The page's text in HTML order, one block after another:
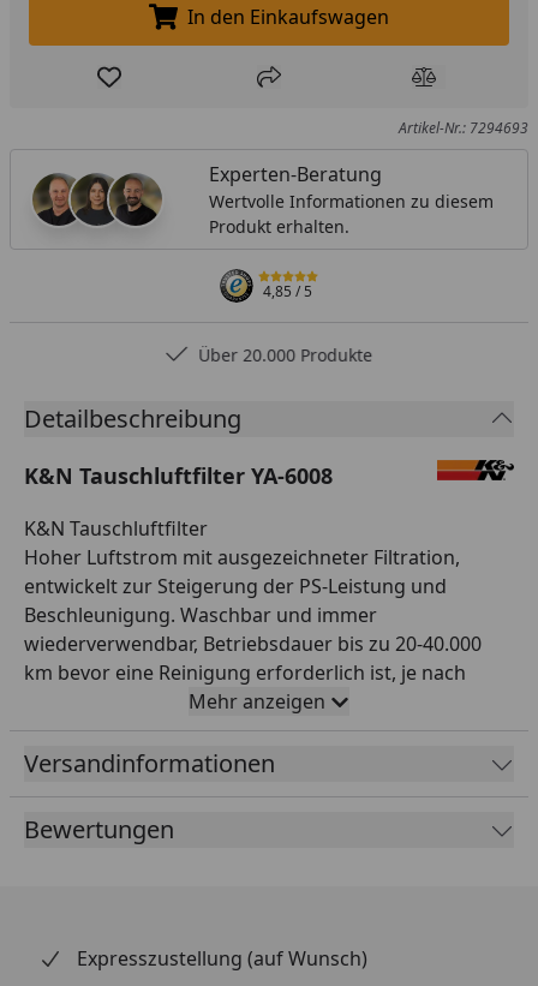
In den Einkaufswagen legen
In den Einkaufswagen
Produkt zur Wunschliste hinzufügen
Teilen Produkt
Artikel-Nr.: 7294693
Experten-Beratung
Wertvolle Informationen zu diesem
Produkt erhalten.
4,85/ 5
Über 20.000 Produkte
Detailbeschreibung
K&N Tauschluftfilter YA-6008
K&N Tauschluftfilter
Hoher Luftstrom mit ausgezeichneter Filtration,
entwickelt zur Steigerung der PS-Leistung und
Beschleunigung. Waschbar und immer
wiederverwendbar, Betriebsdauer bis zu 20-40.000
km bevor eine Reinigung erforderlich ist, je nach
Einsatz im Straßenverkehr, K&N Million Mile Limited
Warranty (1.600.000 km), Emissionsneutral, Sparsam,
ein K&N Luftfilter hält über die gesamte Lebensdauer
Fahrzeugelektronik, Umweltfreundlich.
Mehr anzeigen
Versandinformationen
Bewertungen
Expresszustellung (auf Wunsch)